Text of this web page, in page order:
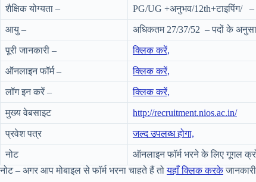
शैक्षिक योग्यता – PG/UG +अनुभव/12th+टाइपिंग/ –
आयु – अधिकतम 27/37/52 – पदों के
पूरी जानकारी – क्लिक करें,
ऑनलाइन फॉर्म – क्लिक करें,
लॉग इन करें – क्लिक करें,
मुख्य वेबसाइट http://recruitment.nios.ac.in/
प्रवेश पत्र जल्द उपलब्ध होगा,
नोट
ऑनलाइन फॉर्म भरने के लिए गूगल
नोट – अगर आप मोबाइल से फॉर्म भरना चाहते हैं तोयहाँ क्लिक करके